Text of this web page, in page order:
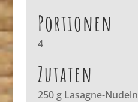
Portionen
4
Zutaten
250 g Lasagne-Nudeln